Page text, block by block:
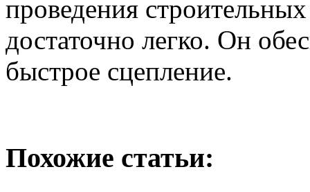
проведения
достаточно легко. Он
быстрое сцепление.
Похожие статьи: